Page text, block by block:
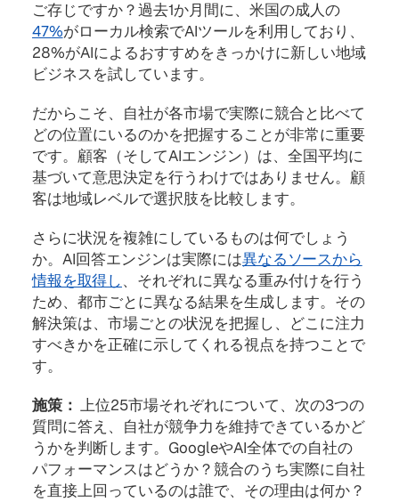
ご存じですか？過去1か月間に、米国の成人の
47%がローカル検索でAIツールを利用しており、
28%がAIによるおすすめをきっかけに新しい地域
ビジネスを試しています。
だからこそ、自社が各市場で実際に競合と比べて
どの位置にいるのかを把握することが非常に重要
です。顧客（そしてAIエンジン）は、全国平均に
基づいて意思決定を行うわけではありません。顧
客は地域レベルで選択肢を比較します。
さらに状況を複雑にしているものは何でしょう
か。AI回答エンジンは実際には異なるソースから
情報を取得し、それぞれに異なる重み付けを行う
ため、都市ごとに異なる結果を生成します。その
解決策は、市場ごとの状況を把握し、どこに注力
すべきかを正確に示してくれる視点を持つことで
す。
施策： 上位25市場それぞれについて、次の3つの
質問に答え、自社が競争力を維持できているかど
うかを判断します。GoogleやAI全体での自社の
パフォーマンスはどうか？競合のうち実際に自社
を直接上回っているのは誰で、その理由は何か？